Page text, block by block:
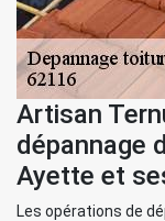
Artisan
dépannage
Ayette et
Les opérations de